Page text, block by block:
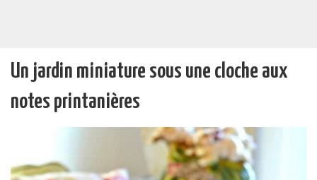
Un jardin miniature sous une cloche aux
notes printanières